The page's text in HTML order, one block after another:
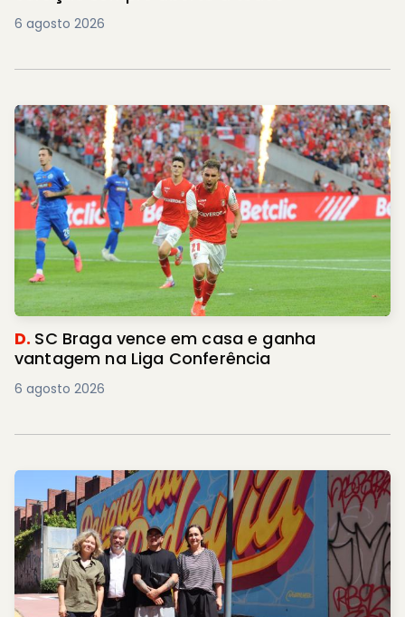
6 agosto 2026
D. SC Braga vence em casa e ganha
vantagem na Liga Conferência
6 agosto 2026